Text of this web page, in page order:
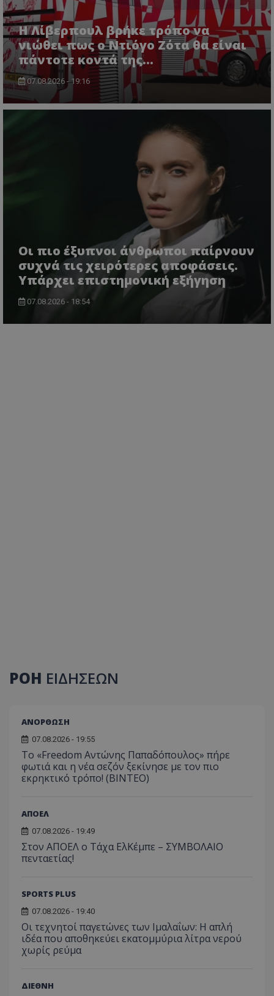
Η Λίβερπουλ βρήκε τρόπο να
νιώθει πως ο Ντιόγο Ζότα θα είναι
πάντοτε κοντά της...
07.08.2026 - 19:16
Οι πιο έξυπνοι άνθρωποι παίρνουν
συχνά τις χειρότερες αποφάσεις.
Υπάρχει επιστημονική εξήγηση
07.08.2026 - 18:54
ΡΟΗ ΕΙΔΗΣΕΩΝ
ΑΝΟΡΘΩΣΗ
07.08.2026 - 19:55
Το «Freedom Αντώνης Παπαδόπουλος» πήρε
φωτιά και η νέα σεζόν ξεκίνησε με τον πιο
εκρηκτικό τρόπο! (ΒΙΝΤΕΟ)
ΑΠΟΕΛ
07.08.2026 - 19:49
Στον ΑΠΟΕΛ ο Τάχα ΕλΚέμπε – ΣΥΜΒΟΛΑΙΟ
πενταετίας!
SPORTS PLUS
07.08.2026 - 19:40
Οι τεχνητοί παγετώνες των Ιμαλαΐων: Η απλή
ιδέα που αποθηκεύει εκατομμύρια λίτρα νερού
χωρίς ρεύμα
ΔΙΕΘΝΗ